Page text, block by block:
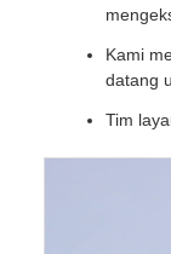
Kami
datang
Tim